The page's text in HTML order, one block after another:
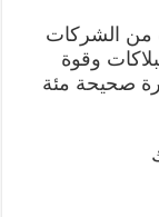
من الشركات
وقوة
صحيحة مئة